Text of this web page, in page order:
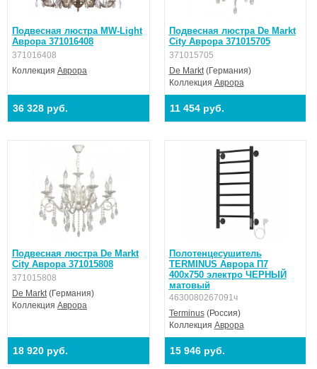
Подвесная люстра MW-Light
Аврора 371016408
371016408
Коллекция Аврора
36 328 руб.
Подвесная люстра De Markt
City Аврора 371015705
371015705
De Markt(Германия)
Коллекция Аврора
11 454 руб.
Подвесная люстра De Markt
City Аврора 371015808
371015808
De Markt(Германия)
Коллекция Аврора
18 920 руб.
Полотенцесушитель
TERMINUS Аврора П7
400х750 электро ЧЕРНЫЙ
матовый
4630080267091ч
Terminus(Россия)
Коллекция Аврора
15 946 руб.